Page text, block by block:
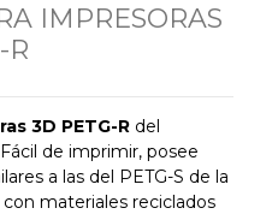
IMPRESORAS
R
3D PETG-R del
de imprimir, posee
a las del PETG-S de la
materiales reciclados